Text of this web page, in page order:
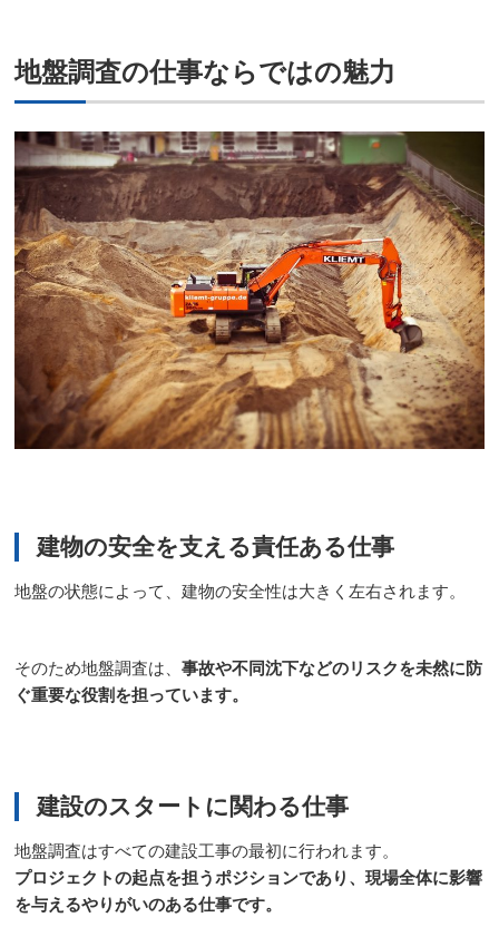
地盤調査の仕事ならではの魅力
建物の安全を支える責任ある仕事
地盤の状態によって、建物の安全性は大きく左右されます。
そのため地盤調査は、事故や不同沈下などのリスクを未然に防
ぐ重要な役割を担っています。
建設のスタートに関わる仕事
地盤調査はすべての建設工事の最初に行われます。
プロジェクトの起点を担うポジションであり、現場全体に影響
を与えるやりがいのある仕事です。